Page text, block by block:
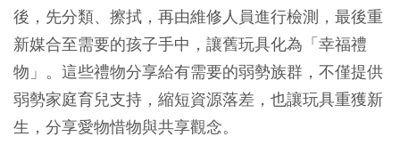
後，先分類、擦拭，再由維修人員進行檢測，最後重
新媒合至需要的孩子手中，讓舊玩具化為「幸福禮
物」。這些禮物分享給有需要的弱勢族群，不僅提供
弱勢家庭育兒支持，縮短資源落差，也讓玩具重獲新
生，分享愛物惜物與共享觀念。